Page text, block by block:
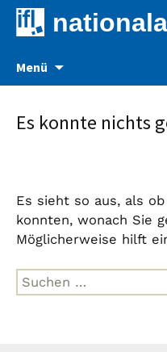
Menü
Es konnte nichts
Es sieht so aus, als
konnten, wonach Sie
Möglicherweise hilft
Suche
nach: